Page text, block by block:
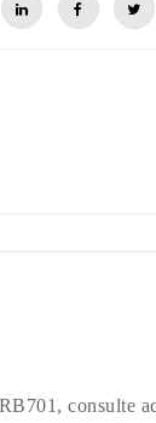
consulte